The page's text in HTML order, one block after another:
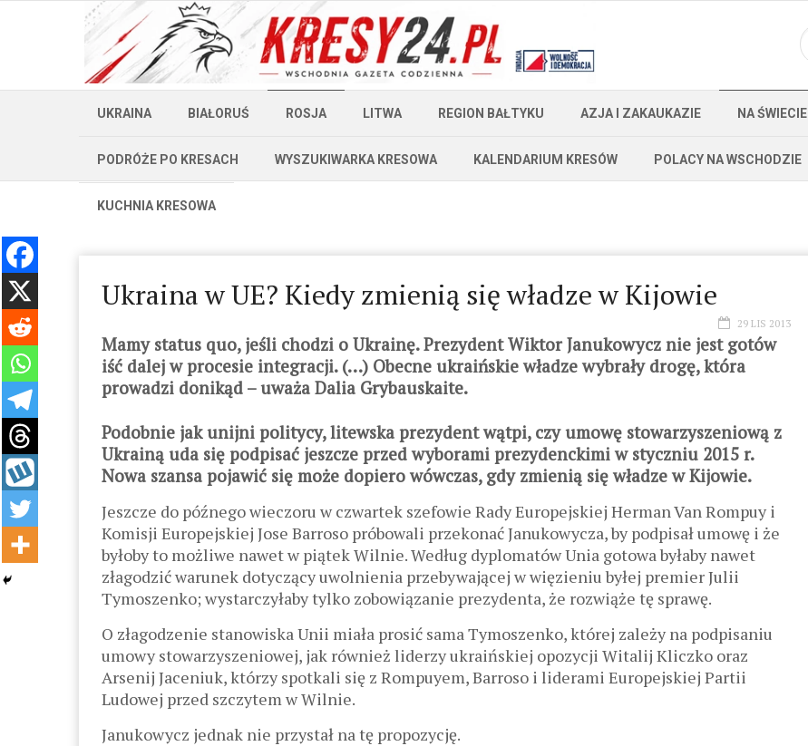
UKRAINA BIAŁORUŚ ROSJA LITWA REGION BAŁTYKU AZJA I ZAKAUKAZIE NA ŚWIECIE
PODRÓŻE PO KRESACH WYSZUKIWARKA KRESOWA KALENDARIUM KRESÓW POLACY NA WSCHODZIE
KUCHNIA KRESOWA
Ukraina w UE? Kiedy zmienią się władze w Kijowie
29 LIS 2013
Mamy status quo, jeśli chodzi o Ukrainę. Prezydent Wiktor Janukowycz nie jest gotów
iść dalej w procesie integracji. (…) Obecne ukraińskie władze wybrały drogę, która
prowadzi donikąd – uważa Dalia Grybauskaite.
Podobnie jak unijni politycy, litewska prezydent wątpi, czy umowę stowarzyszeniową z
Ukrainą uda się podpisać jeszcze przed wyborami prezydenckimi w styczniu 2015 r.
Nowa szansa pojawić się może dopiero wówczas, gdy zmienią się władze w Kijowie.
Jeszcze do późnego wieczoru w czwartek szefowie Rady Europejskiej Herman Van Rompuy i
Komisji Europejskiej Jose Barroso próbowali przekonać Janukowycza, by podpisał umowę i że
byłoby to możliwe nawet w piątek Wilnie. Według dyplomatów Unia gotowa byłaby nawet
złagodzić warunek dotyczący uwolnienia przebywającej w więzieniu byłej premier Julii
Tymoszenko; wystarczyłaby tylko zobowiązanie prezydenta, że rozwiąże tę sprawę.
O złagodzenie stanowiska Unii miała prosić sama Tymoszenko, której zależy na podpisaniu
umowy stowarzyszeniowej, jak również liderzy ukraińskiej opozycji Witalij Kliczko oraz
Arsenij Jaceniuk, którzy spotkali się z Rompuyem, Barroso i liderami Europejskiej Partii
Ludowej przed szczytem w Wilnie.
Janukowycz jednak nie przystał na tę propozycję.